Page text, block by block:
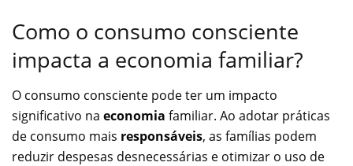
Como o consumo consciente
impacta a economia familiar?
O consumo consciente pode ter um impacto
significativo na economia familiar. Ao adotar práticas
de consumo mais responsáveis, as famílias podem
reduzir despesas desnecessárias e otimizar o uso de